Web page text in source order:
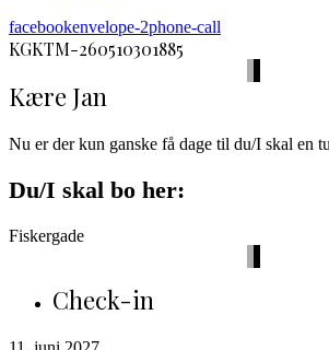
facebookenvelope-2phone-call
KGKTM-260510301885
Kære Jan
Nu er der kun ganske få dage til du/I skal en
Du/I skal bo her:
Fiskergade
Check-in